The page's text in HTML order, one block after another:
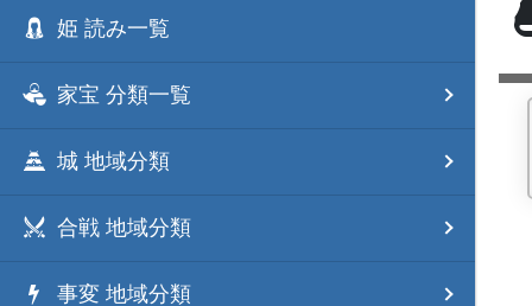
姫 読み一覧
家宝 分類一覧
城 地域分類
合戦 地域分類
事変 地域分類